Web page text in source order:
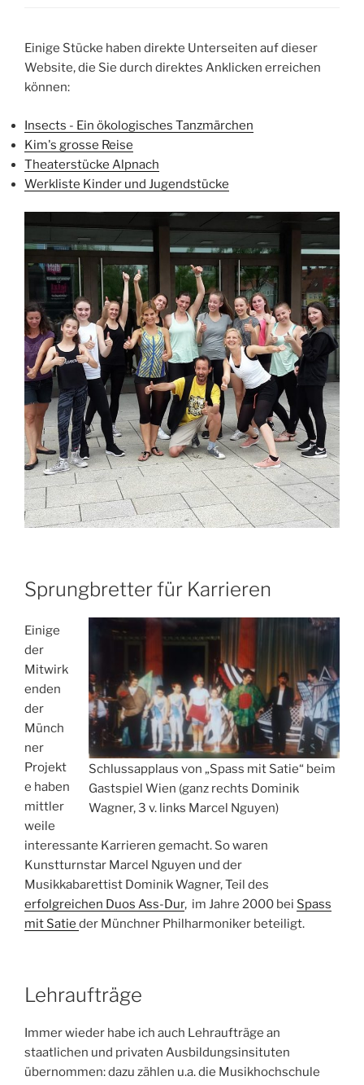
Einige Stücke haben direkte Unterseiten auf dieser
Website, die Sie durch direktes Anklicken erreichen
können:
Insects - Ein ökologisches Tanzmärchen
Kim's grosse Reise
Theaterstücke Alpnach
Werkliste Kinder und Jugendstücke
Sprungbretter für Karrieren
Schlussapplaus von „Spass mit Satie“ beim
Gastspiel Wien (ganz rechts Dominik
Wagner, 3 v. links Marcel Nguyen)
Einige
der
Mitwirk
enden
der
Münch
ner
Projekt
e haben
mittler
weile
interessante Karrieren gemacht. So waren
Kunstturnstar Marcel Nguyen und der
Musikkabarettist Dominik Wagner, Teil des
erfolgreichen Duos Ass-Dur, im Jahre 2000 bei Spass
mit Satie der Münchner Philharmoniker beteiligt.
Lehraufträge
Immer wieder habe ich auch Lehraufträge an
staatlichen und privaten Ausbildungsinsituten
übernommen: dazu zählen u.a. die Musikhochschule